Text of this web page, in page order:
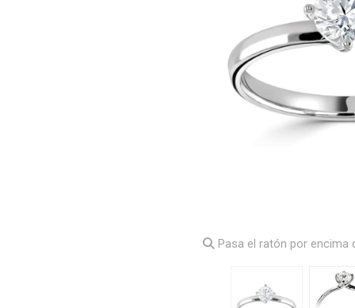
Pasa el ratón por encima